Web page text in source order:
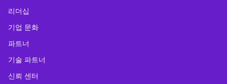
리더십
기업 문화
파트너
기술 파트너
신뢰 센터